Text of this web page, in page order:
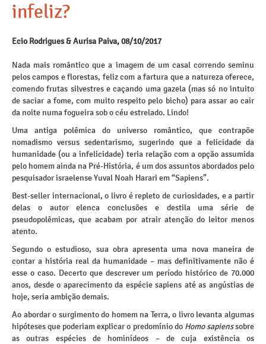
infeliz?
Ecio Rodrigues & Aurisa Paiva, 08/10/2017
Nada mais romântico que a imagem de um casal correndo seminu
pelos campos e florestas, feliz com a fartura que a natureza oferece,
comendo frutas silvestres e caçando uma gazela (mas só no intuito
de saciar a fome, com muito respeito pelo bicho) para assar ao cair
da noite numa fogueira sob o céu estrelado. Lindo!
Uma antiga polêmica do universo romântico, que contrapõe
nomadismo versus sedentarismo, sugerindo que a felicidade da
humanidade (ou a infelicidade) teria relação com a opção assumida
pelo homem ainda na Pré-História, é um dos assuntos abordados pelo
pesquisador israelense Yuval Noah Harari em “Sapiens”.
Best-seller internacional, o livro é repleto de curiosidades, e a partir
delas o autor elenca conclusões e destila uma série de
pseudopolêmicas, que acabam por atrair atenção do leitor menos
atento.
Segundo o estudioso, sua obra apresenta uma nova maneira de
contar a história real da humanidade – mas definitivamente não é
esse o caso. Decerto que descrever um período histórico de 70.000
anos, desde o aparecimento da espécie sapiens até as angústias de
hoje, seria ambição demais.
Ao abordar o surgimento do homem na Terra, o livro levanta algumas
hipóteses que poderiam explicar o predomínio do Homo sapienssobre
as outras espécies de hominídeos – de cuja existência os